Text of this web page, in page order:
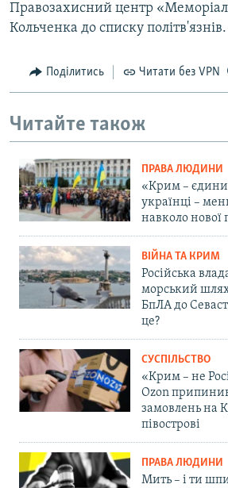
Правозахисний центр
Кольченка до списку політв'язнів.
Поділитись Читати без VPN
Читайте також
ПРАВА ЛЮДИНИ
«Крим –
українці –
навколо нової
ВІЙНА ТА КРИМ
Російська
морський
БпЛА до
це?
СУСПІЛЬСТВО
«Крим – не
Ozon
замовлень на
півострові
ПРАВА ЛЮДИНИ
Мить – і ти